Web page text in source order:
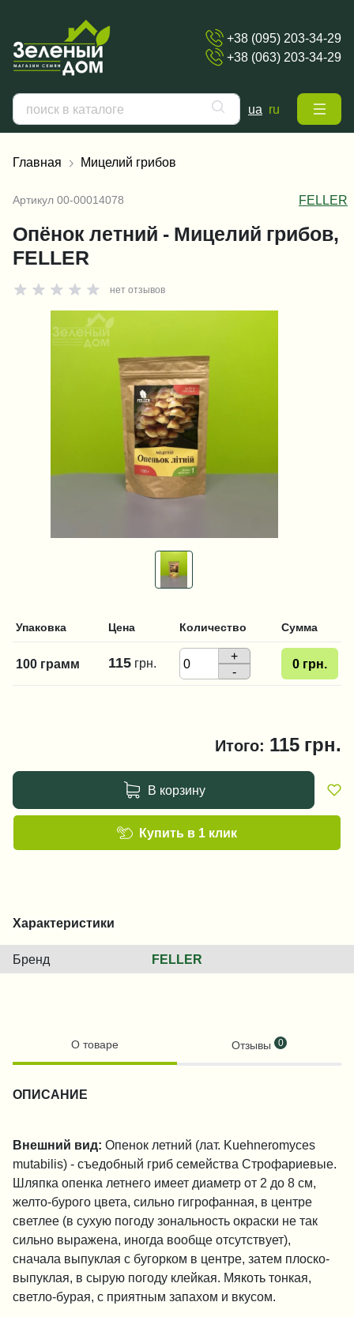
+38 (095) 203-34-29
+38 (063) 203-34-29
ua ru
Главная Мицелий грибов
Артикул 00-00014078 FELLER
Опёнок летний - Мицелий грибов,
FELLER
нет отзывов
Упаковка Цена Количество Сумма
100 грамм 115 грн.
+
-
0 грн.
Итого: 115 грн.
В корзину
Купить в 1 клик
Характеристики
Бренд FELLER
О товаре Отзывы 0
ОПИСАНИЕ
Внешний вид: Опенок летний (лат. Kuehneromyces
mutabilis) - съедобный гриб семейства Строфариевые.
Шляпка опенка летнего имеет диаметр от 2 до 8 см,
желто-бурого цвета, сильно гигрофанная, в центре
светлее (в сухую погоду зональность окраски не так
сильно выражена, иногда вообще отсутствует),
сначала выпуклая с бугорком в центре, затем плоско-
выпуклая, в сырую погоду клейкая. Мякоть тонкая,
светло-бурая, с приятным запахом и вкусом.